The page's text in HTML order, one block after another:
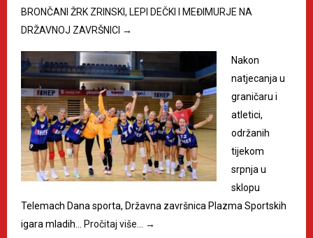
BRONČANI ŽRK ZRINSKI, LEPI DEČKI I MEĐIMURJE NA
DRŽAVNOJ ZAVRŠNICI →
Nakon
natjecanja u
graničaru i
atletici,
održanih
tijekom
srpnja u
sklopu
Telemach Dana sporta, Državna završnica Plazma Sportskih
igara mladih… Pročitaj više… →